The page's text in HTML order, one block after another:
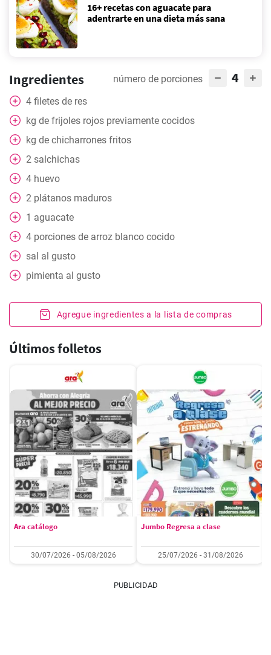
16+ recetas con aguacate para
adentrarte en una dieta más sana
Ingredientes número de porciones 4
4 filetes de res
kg de frijoles rojos previamente cocidos
kg de chicharrones fritos
2 salchichas
4 huevo
2 plátanos maduros
1 aguacate
4 porciones de arroz blanco cocido
sal al gusto
pimienta al gusto
Agregue ingredientes a la lista de compras
Últimos folletos
Ara catálogo
30/07/2026 - 05/08/2026
Jumbo Regresa a clase
25/07/2026 - 31/08/2026
PUBLICIDAD